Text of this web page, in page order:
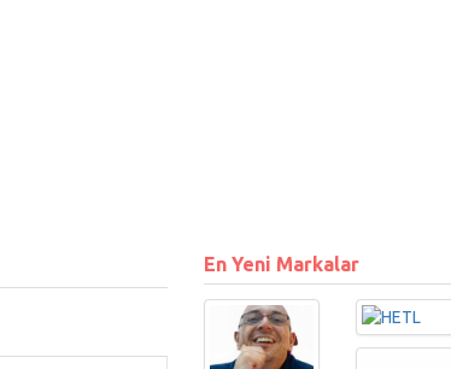
En Yeni Markalar